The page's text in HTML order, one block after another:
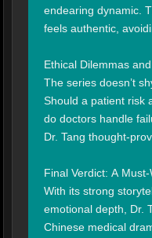
endearing dynamic.
feels authentic,
Ethical Dilemmas
The series doesn’t
Should a patient risk
do doctors handle
Dr. Tang thought-
Final Verdict: A
With its strong
emotional depth, Dr.
Chinese medical